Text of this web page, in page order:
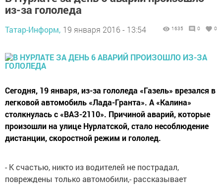
из-за гололеда
Татар-Информ, 19 января 2016 - 13:54 1635 0 0
Сегодня, 19 января, из-за гололеда «Газель» врезался в
легковой автомобиль «Лада-Гранта». А «Калина»
столкнулась с «ВАЗ-2110». Причиной аварий, которые
произошли на улице Нурлатской, стало несоблюдение
дистанции, скоростной режим и гололед.
- К счастью, никто из водителей не пострадал,
повреждены только автомобили,- рассказывает